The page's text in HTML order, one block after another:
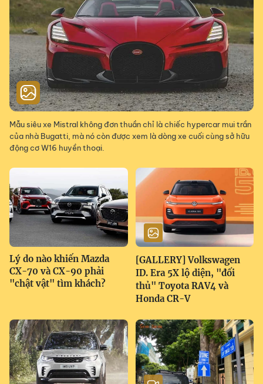
Mẫu siêu xe Mistral không đơn thuần chỉ là chiếc hypercar mui trần
của nhà Bugatti, mà nó còn được xem là dòng xe cuối cùng sở hữu
động cơ W16 huyền thoại.
Lý do nào khiến Mazda
CX-70 và CX-90 phải
"chật vật" tìm khách?
[GALLERY] Volkswagen
ID. Era 5X lộ diện, "đối
thủ" Toyota RAV4 và
Honda CR-V